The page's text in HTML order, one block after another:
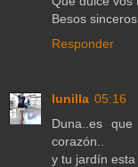
Besos sinceros.
Responder
lunilla 05:16
Duna..es
corazón..
y tu jardín